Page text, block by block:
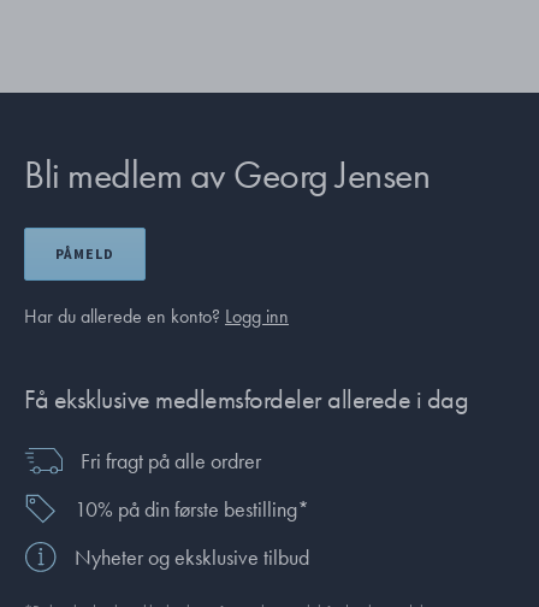
Bli medlem av Georg Jensen
PÅMELD
Har du allerede en konto? Logg inn
Få eksklusive medlemsfordeler allerede i dag
Fri fragt på alle ordrer
10% på din første bestilling*
Nyheter og eksklusive tilbud